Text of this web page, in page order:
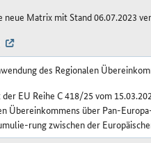
neue Matrix mit Stand 06.07.2023
des Regionalen
EU Reihe C 418/25 vom
Übereinkommens über Pan-
rung zwischen der